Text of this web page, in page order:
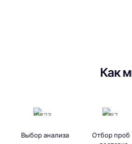
Как
Выбор анализа
Отбор проб